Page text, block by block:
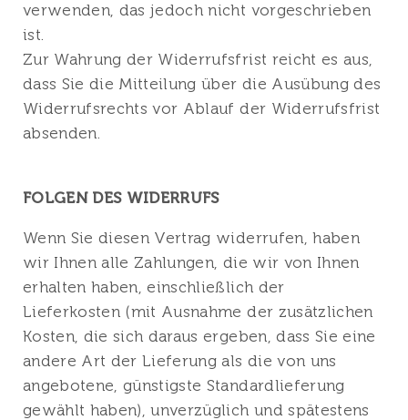
verwenden, das jedoch nicht vorgeschrieben
ist.
Zur Wahrung der Widerrufsfrist reicht es aus,
dass Sie die Mitteilung über die Ausübung des
Widerrufsrechts vor Ablauf der Widerrufsfrist
absenden.
FOLGEN DES WIDERRUFS
Wenn Sie diesen Vertrag widerrufen, haben
wir Ihnen alle Zahlungen, die wir von Ihnen
erhalten haben, einschließlich der
Lieferkosten (mit Ausnahme der zusätzlichen
Kosten, die sich daraus ergeben, dass Sie eine
andere Art der Lieferung als die von uns
angebotene, günstigste Standardlieferung
gewählt haben), unverzüglich und spätestens